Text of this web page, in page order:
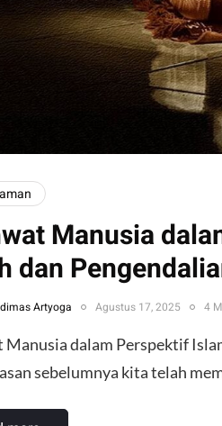
Manusia
dan
Artyoga Agustus 17, 2025 4
Manusia dalam Perspektif
sebelumnya kita telah